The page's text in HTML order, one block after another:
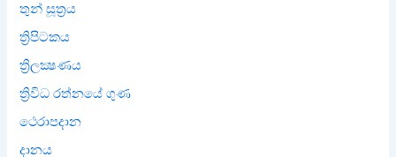
තුන් සූත්‍රය
ත්‍රිපිටකය
ත්‍රිලක්‍ෂණය
ත්‍රිවිධ රත්නයේ ගුණ
ථෙරාපදාන
දානය